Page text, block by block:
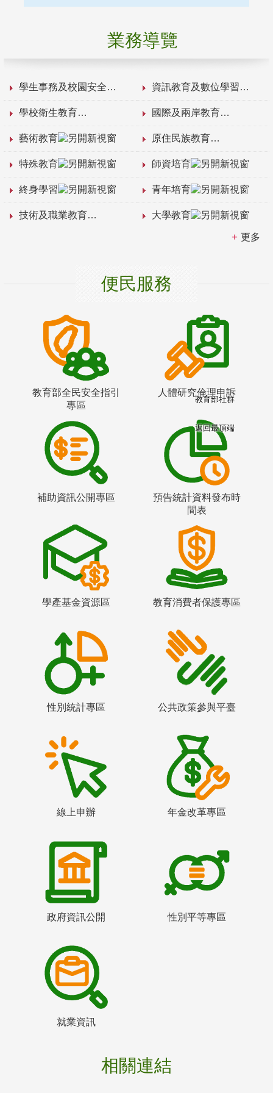
業務導覽
學生事務及校園安全 資訊教育及數位學習
學校衛生教育 國際及兩岸教育
藝術教育 原住民族教育
特殊教育 師資培育
終身學習 青年培育
技術及職業教育 大學教育
更多
便民服務
教育部全民安全指引
專區
人體研究倫理申訴
補助資訊公開專區
預告統計資料發布時
間表
學產基金資源區 教育消費者保護專區
性別統計專區 公共政策參與平臺
線上申辦 年金改革專區
政府資訊公開 性別平等專區
就業資訊
相關連結
教育部社群
返回最頂端